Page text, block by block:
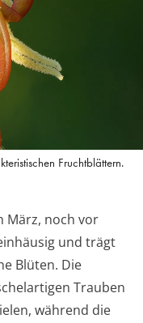
Fruchtblättern.
März, noch vor
und trägt
Blüten. Die
Trauben
während die